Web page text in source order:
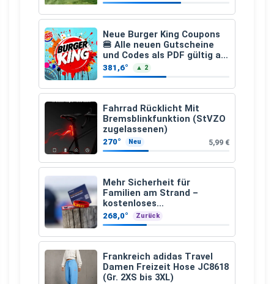
Neue Burger King Coupons
🍔 Alle neuen Gutscheine
und Codes als PDF gültig ab
25.07.2026 bis 04.09.2026
381,6° ▲ 2
Fahrrad Rücklicht Mit
Bremsblinkfunktion (StVZO
zugelassenen)
270° Neu 5,99 €
Mehr Sicherheit für
Familien am Strand –
kostenloses
Kindersuchband der DLRG
268,0° Zurück
Frankreich adidas Travel
Damen Freizeit Hose JC8618
(Gr. 2XS bis 3XL)